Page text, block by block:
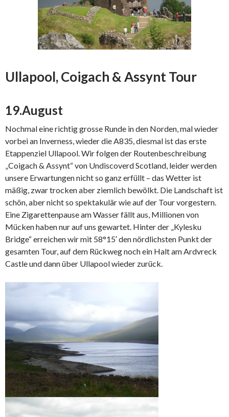
Ullapool, Coigach & Assynt Tour
19.August
Nochmal eine richtig grosse Runde in den Norden, mal wieder
vorbei an Inverness, wieder die A835, diesmal ist das erste
Etappenziel Ullapool. Wir folgen der Routenbeschreibung
„Coigach & Assynt“ von Undiscoverd Scotland, leider werden
unsere Erwartungen nicht so ganz erfüllt – das Wetter ist
mäßig, zwar trocken aber ziemlich bewölkt. Die Landschaft ist
schön, aber nicht so spektakulär wie auf der Tour vorgestern.
Eine Zigarettenpause am Wasser fällt aus, Millionen von
Mücken haben nur auf uns gewartet. Hinter der „Kylesku
Bridge“ erreichen wir mit 58°15′ den nördlichsten Punkt der
gesamten Tour, auf dem Rückweg noch ein Halt am Ardvreck
Castle und dann über Ullapool wieder zurück.